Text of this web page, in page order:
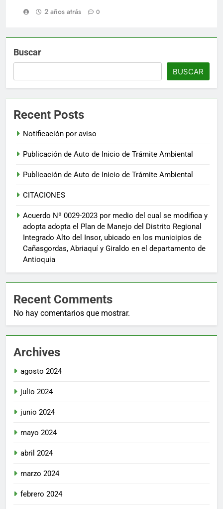
2 años atrás
0
Buscar
BUSCAR
Recent Posts
Notificación por aviso
Publicación de Auto de Inicio de Trámite Ambiental
Publicación de Auto de Inicio de Trámite Ambiental
CITACIONES
Acuerdo Nº 0029-2023 por medio del cual se modifica y
adopta adopta el Plan de Manejo del Distrito Regional
Integrado Alto del Insor, ubicado en los municipios de
Cañasgordas, Abriaquí y Giraldo en el departamento de
Antioquia
Recent Comments
No hay comentarios que mostrar.
Archives
agosto 2024
julio 2024
junio 2024
mayo 2024
abril 2024
marzo 2024
febrero 2024